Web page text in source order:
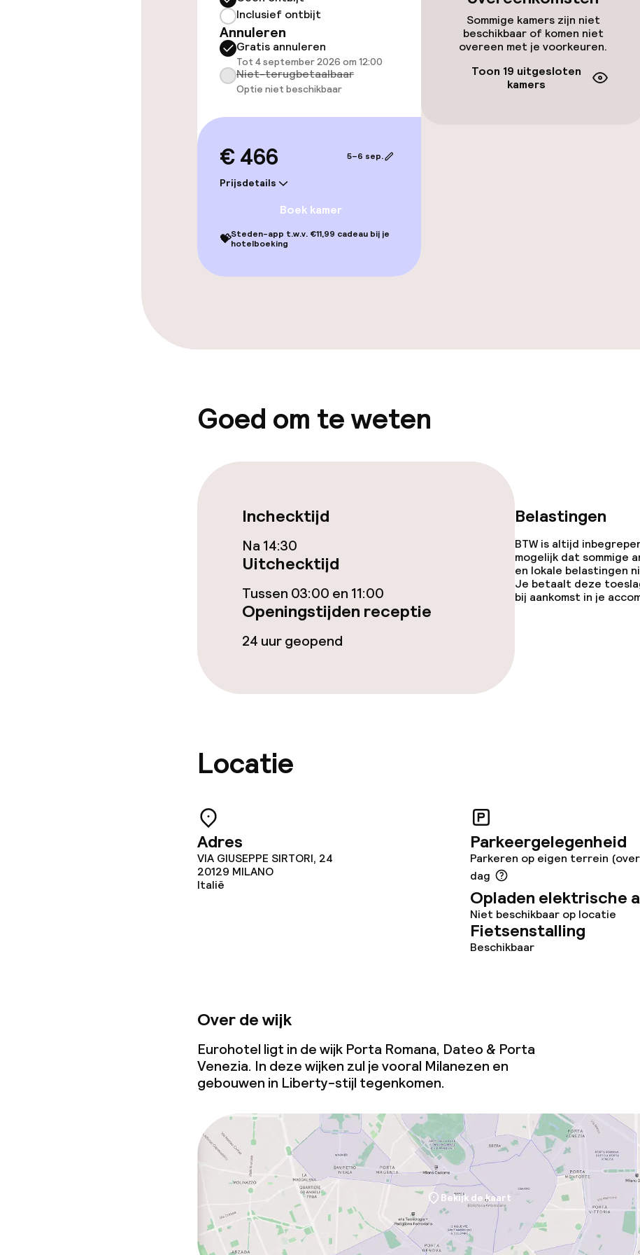
Zwemmen & wellness
Spacentrum
Entertainment
Tuin
Roomservice
Inclusief ontbijt
Annuleren
Gratis annuleren
Tot 4 september 2026 om 12:00
Niet-terugbetaalbaar
Optie niet beschikbaar
€ 466
Prijsdetails
5–6 sep.
Boek kamer
💝Steden-app t.w.v. €11,99 cadeau bij je
hotelboeking
Sommige kamers zijn niet
beschikbaar of komen niet
overeen met je voorkeuren.
Toon 19 uitgesloten
kamers
Goed om te weten
Inchecktijd
Na 14:30
Uitchecktijd
Tussen 03:00 en 11:00
Openingstijden receptie
24 uur geopend
Belastingen
BTW is altijd
mogelijk dat sommige
en lokale belastingen
Je betaalt deze
bij aankomst in je
Locatie
Adres
VIA GIUSEPPE SIRTORI, 24
20129 MILANO
Italië
Parkeergelegenheid
Parkeren op eigen terrein
dag
Opladen elektrische
Niet beschikbaar op locatie
Fietsenstalling
Beschikbaar
Over de wijk
Eurohotel ligt in de wijk Porta Romana, Dateo & Porta
Venezia. In deze wijken zul je vooral Milanezen en
gebouwen in Liberty-stijl tegenkomen.
Bekijk de kaart